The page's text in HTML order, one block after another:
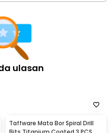
ulasan
Taffware Mata Bor Spiral Drill